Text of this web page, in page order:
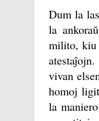
Dum la
la
milito, kiu
vivan
homoj
la